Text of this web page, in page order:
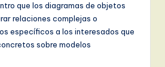
que los diagramas de objetos
relaciones complejas o
específicos a los interesados que
sobre modelos